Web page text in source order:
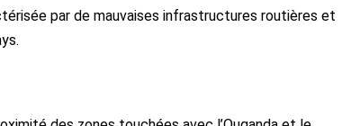
par de mauvaises infrastructures routières et